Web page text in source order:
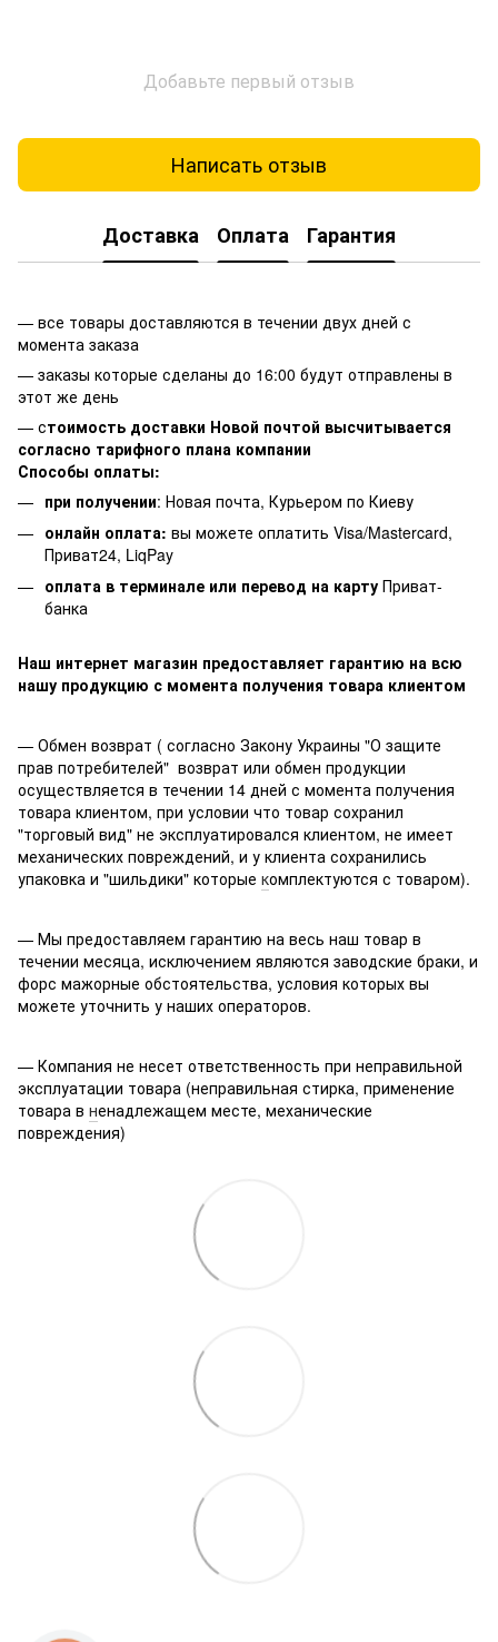
Добавьте первый отзыв
Написать отзыв
Доставка Оплата Гарантия
— все товары доставляются в течении двух дней с
момента заказа
— заказы которые сделаны до 16:00 будут отправлены в
этот же день
— стоимость доставки Новой почтой высчитывается
согласно тарифного плана компании
Способы оплаты:
при получении: Новая почта, Курьером по Киеву
онлайн оплата: вы можете оплатить Visa/Mastercard,
Приват24, LiqPay
оплата в терминале или перевод на карту Приват-
банка
Наш интернет магазин предоставляет гарантию на всю
нашу продукцию с момента получения товара клиентом
— Обмен возврат ( согласно Закону Украины "О защите
прав потребителей" возврат или обмен продукции
осуществляется в течении 14 дней с момента получения
товара клиентом, при условии что товар сохранил
"торговый вид" не эксплуатировался клиентом, не имеет
механических повреждений, и у клиента сохранились
упаковка и "шильдики" которые комплектуются с товаром).
— Мы предоставляем гарантию на весь наш товар в
течении месяца, исключением являются заводские браки, и
форс мажорные обстоятельства, условия которых вы
можете уточнить у наших операторов.
— Компания не несет ответственность при неправильной
эксплуатации товара (неправильная стирка, применение
товара в ненадлежащем месте, механические
повреждения)